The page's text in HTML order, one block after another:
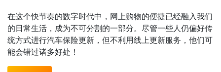
在这个快节奏的数字时代中，网上购物的便捷已经融入我们
的日常生活，成为不可分割的一部分。尽管一些人仍偏好传
统方式进行汽车保险更新，但不利用线上更新服务，他们可
能会错过诸多好处！